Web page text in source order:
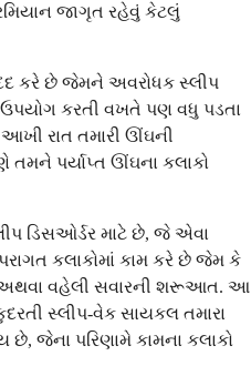
જાગૃત રહેવું કેટલું
કરે છે જેમને અવરોધક સ્લીપ
કરતી વખતે પણ વધુ પડતા
રાત તમારી ઊંઘની
તમને પર્યાપ્ત ઊંઘના કલાકો
ડિસઓર્ડર માટે છે, જે એવા
કલાકોમાં કામ કરે છે જેમ કે
અથવા વહેલી સવારની શરૂઆત. આ
સ્લીપ-વેક સાયકલ તમારા
છે, જેના પરિણામે કામના કલાકો